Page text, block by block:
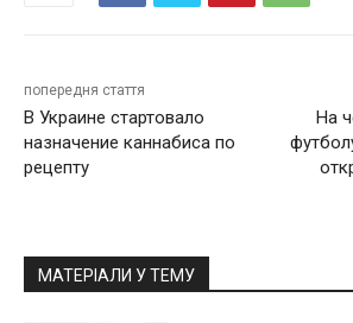
попередня стаття
В Украине стартовало
назначение каннабиса по
рецепту
На
МАТЕРІАЛИ У ТЕМУ